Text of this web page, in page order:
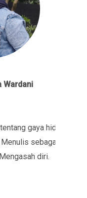
Wardani
gaya hidup,
sebagai
diri.